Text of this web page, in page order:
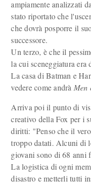
ampiamente analizzati
stato riportato che
che dovrà posporre il
successore.
Un terzo, è che il
la cui sceneggiatura era
La casa di Batman e
vedere come andrà Men
Arriva poi il punto di
creativo della Fox per i
diritti: "Penso che il
troppo datati. Alcuni di
giovani sono di 68 anni
La logistica di ogni
disastro e metterli tutti